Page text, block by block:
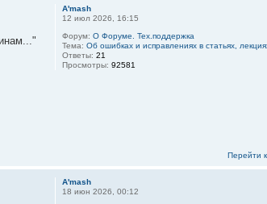
A'mash
12 июл 2026, 16:15
Форум:О Форуме. Тех.поддержка
Тема:Об ошибках и исправлениях в статьях,
Ответы:21
Просмотры:92581
Перейти
A'mash
18 июн 2026, 00:12